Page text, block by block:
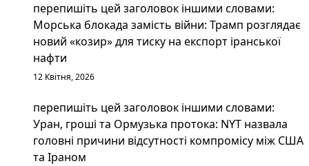
перепишіть цей заголовок іншими словами:
Морська блокада замість війни: Трамп розглядає
новий «козир» для тиску на експорт іранської
нафти
12 Квітня, 2026
перепишіть цей заголовок іншими словами:
Уран, гроші та Ормузька протока: NYT назвала
головні причини відсутності компромісу між США
та Іраном